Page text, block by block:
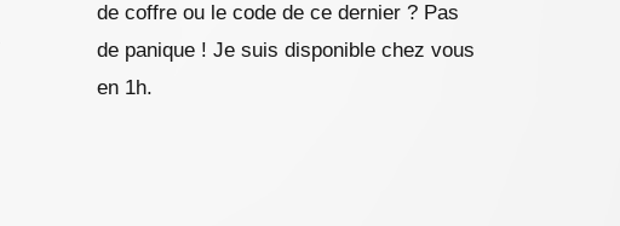
de coffre ou le code de ce dernier ? Pas
de panique ! Je suis disponible chez vous
en 1h.